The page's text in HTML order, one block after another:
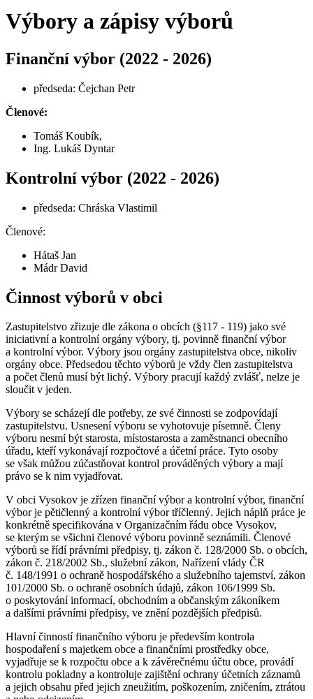
Výbory a zápisy výborů
Finanční výbor (2022 - 2026)
předseda: Čejchan Petr
Členové:
Tomáš Koubík,
Ing. Lukáš Dyntar
Kontrolní výbor (2022 - 2026)
předseda: Chráska Vlastimil
Členové:
Hátaš Jan
Mádr David
Činnost výborů v obci
Zastupitelstvo zřizuje dle zákona o obcích (§117 - 119) jako své
iniciativní a kontrolní orgány výbory, tj. povinně finanční výbor
a kontrolní výbor. Výbory jsou orgány zastupitelstva obce, nikoliv
orgány obce. Předsedou těchto výborů je vždy člen zastupitelstva
a počet členů musí být lichý. Výbory pracují každý zvlášť, nelze je
sloučit v jeden.
Výbory se scházejí dle potřeby, ze své činnosti se zodpovídají
zastupitelstvu. Usnesení výboru se vyhotovuje písemně. Členy
výboru nesmí být starosta, místostarosta a zaměstnanci obecního
úřadu, kteří vykonávají rozpočtové a účetní práce. Tyto osoby
se však můžou zúčastňovat kontrol prováděných výbory a mají
právo se k nim vyjadřovat.
V obci Vysokov je zřízen finanční výbor a kontrolní výbor, finanční
výbor je pětičlenný a kontrolní výbor tříčlenný. Jejich náplň práce je
konkrétně specifikována v Organizačním řádu obce Vysokov,
se kterým se všichni členové výboru povinně seznámili. Členové
výborů se řídí právními předpisy, tj. zákon č. 128/2000 Sb. o obcích,
zákon č. 218/2002 Sb., služební zákon, Nařízení vlády ČR
č. 148/1991 o ochraně hospodářského a služebního tajemství, zákon
101/2000 Sb. o ochraně osobních údajů, zákon 106/1999 Sb.
o poskytování informací, obchodním a občanským zákoníkem
a dalšími právními předpisy, ve znění pozdějších předpisů.
Hlavní činností finančního výboru je především kontrola
hospodaření s majetkem obce a finančními prostředky obce,
vyjadřuje se k rozpočtu obce a k závěrečnému účtu obce, provádí
kontrolu pokladny a kontroluje zajištění ochrany účetních záznamů
a jejich obsahu před jejich zneužitím, poškozením, zničením, ztrátou